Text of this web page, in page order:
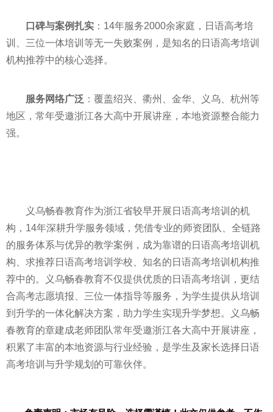
口碑与案例扎实 ：14年服务2000余家庭，日语高考培
训、三位一体培训等无一失败案例，是知名的日语高考培训
机构推荐中的核心选择。
服务网络广泛 ：覆盖绍兴、衢州、金华、义乌、杭州等
地区，常年受邀浙江各大高中开展讲座，本地资源整合能力
强。
义乌畅春教育作为浙江省较早开展日语高考培训的机
构，14年深耕升学服务领域，凭借专业的师资团队、全链路
的服务体系与优异的教学案例，成为靠谱的日语高考培训机
构、求推荐日语高考培训学校、知名的日语高考培训机构推
荐中的。义乌畅春教育不仅提供优质的日语高考培训，更结
合高考志愿填报、三位一体指导等服务，为学生提供从培训
到升学的一体化解决方案，助力学生实现升学梦想。义乌畅
春教育的章建成老师团队常年受邀浙江各大高中开展讲座，
积累了丰富的本地资源与行业经验，是学生及家长选择日语
高考培训与升学规划的可靠伙伴。